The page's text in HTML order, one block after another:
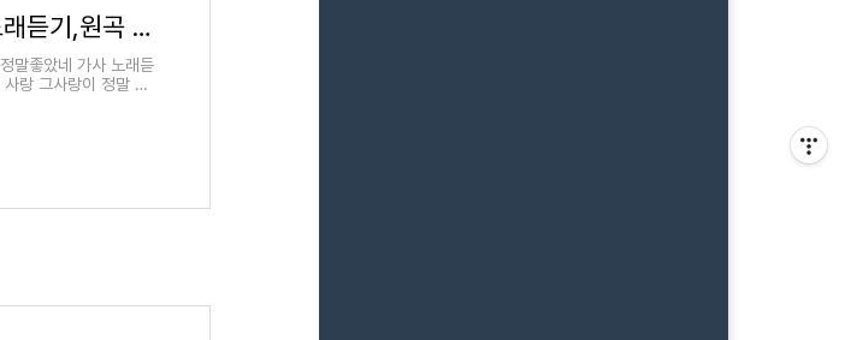
오유진 정말좋았네 가사 노래듣기,원곡 주현미 노래,트롯전국체전 결승전
말좋았네 가사 노래듣
랑 그사랑이 정말 좋